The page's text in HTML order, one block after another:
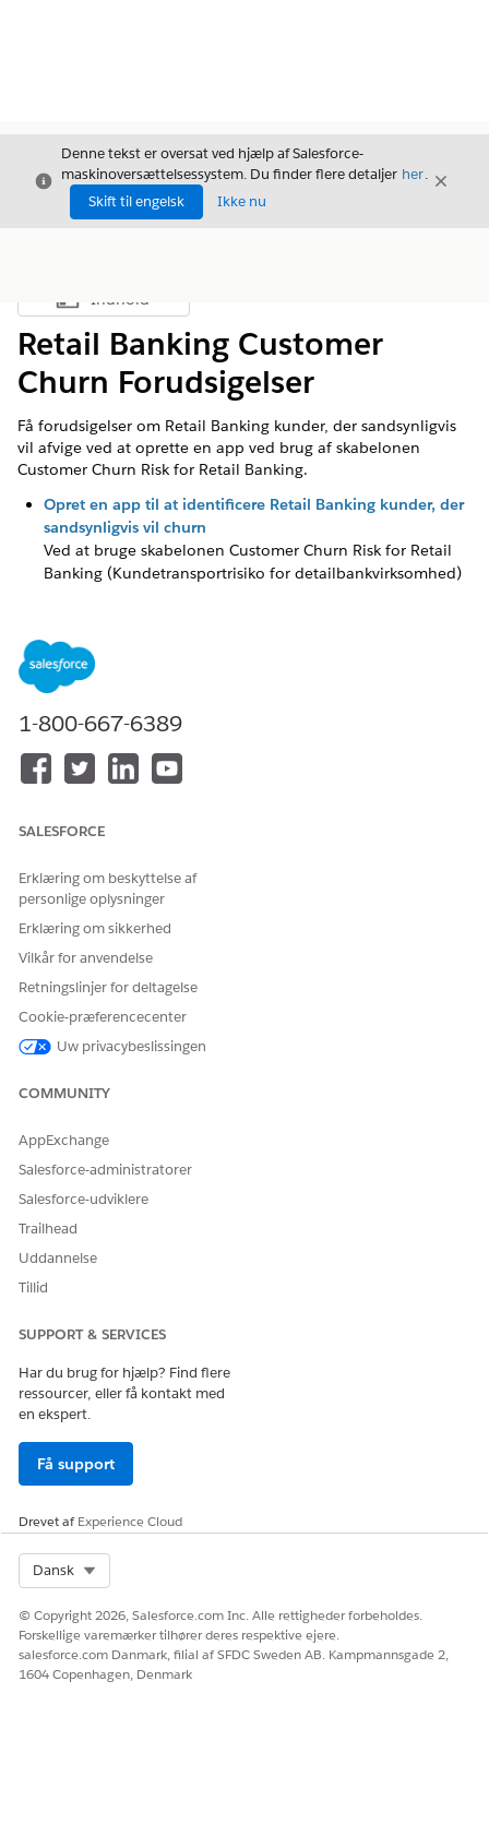
Luk
Denne tekst er oversat ved hjælp af Salesforce-
maskinoversættelsessystem. Du finder flere detaljer her.
Skift til engelsk
Ikke nu
Luk
Vis indholdsfortegnelse
Indhold
Retail Banking Customer
Churn Forudsigelser
Få forudsigelser om Retail Banking kunder, der sandsynligvis
vil afvige ved at oprette en app ved brug af skabelonen
Customer Churn Risk for Retail Banking.
Opret en app til at identificere Retail Banking kunder, der
sandsynligvis vil churn
Ved at bruge skabelonen Customer Churn Risk for Retail
Banking (Kundetransportrisiko for detailbankvirksomhed)
afviklet.
Opskrifter, datasæt og dashboards til at identificere Retail
Appen, der er oprettet ved brug af skabelonen Customer
tilpasses, fire datasæt og to dashboards.
LØSTE DENNE ARTIKEL DIT PROBLEM?
Giv os besked, så vi kan forbedre os!
1-800-667-6389
SALESFORCE
Erklæring om beskyttelse af
personlige oplysninger
Erklæring om sikkerhed
Vilkår for anvendelse
Retningslinjer for deltagelse
Cookie-præferencecenter
Uw privacybeslissingen
COMMUNITY
AppExchange
Salesforce-administratorer
Salesforce-udviklere
Trailhead
Uddannelse
Tillid
SUPPORT & SERVICES
Har du brug for hjælp? Find flere
ressourcer, eller få kontakt med
en ekspert.
Få support
Drevet afExperience Cloud
Dansk
© Copyright 2026, Salesforce.com Inc. Alle rettigheder forbeholdes.
Forskellige varemærker tilhører deres respektive ejere.
salesforce.com Danmark, filial af SFDC Sweden AB. Kampmannsgade 2,
1604 Copenhagen, Denmark